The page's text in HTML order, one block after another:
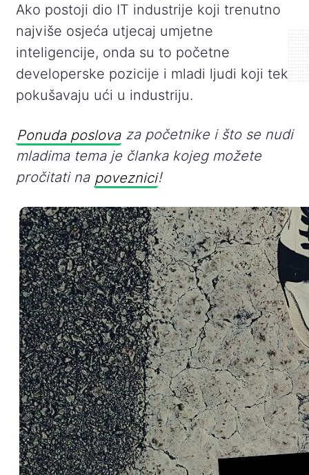
Ako postoji dio IT industrije koji trenutno
najviše osjeća utjecaj umjetne
inteligencije, onda su to početne
developerske pozicije i mladi ljudi koji tek
pokušavaju ući u industriju.
Ponuda poslovaza početnike i što se nudi
mladima tema je članka kojeg možete
pročitati na poveznici!